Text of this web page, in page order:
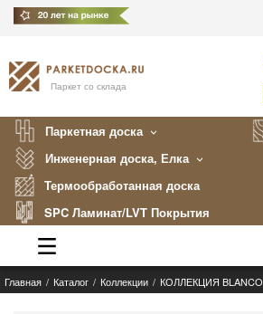
Паркет со склада
Паркетная доска
Инженерная доска, Елка
Термообработанная доска
SPC Ламинат/LVT Покрытия
Каталог
Главная Каталог Коллекции КОЛЛЕКЦИЯ BLANCO